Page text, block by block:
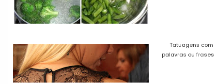
Tatuagens com
palavras ou frases